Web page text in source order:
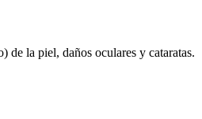
de la piel, daños oculares y cataratas.